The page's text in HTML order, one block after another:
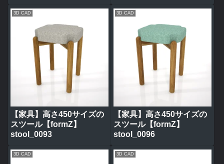
3D CAD
【家具】高さ450サイズの
スツール【formZ】
stool_0093
3D CAD
【家具】高さ450サイズの
スツール【formZ】
stool_0096
3D CAD 3D CAD